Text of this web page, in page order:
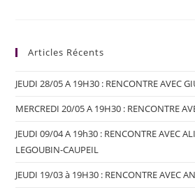
Articles Récents
JEUDI 28/05 A 19H30 : RENCONTRE AVEC
MERCREDI 20/05 A 19H30 : RENCONTRE
JEUDI 09/04 A 19h30 : RENCONTRE AVEC
LEGOUBIN-CAUPEIL
JEUDI 19/03 à 19H30 : RENCONTRE AVEC